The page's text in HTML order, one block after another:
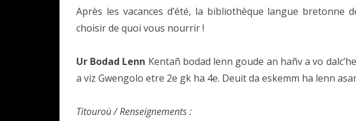
Après les vacances d’été, la bibliothèque langue bretonne
choisir de quoi vous nourrir !
Ur Bodad Lenn Kentañ bodad lenn goude an hañv a vo
a viz Gwengolo etre 2e gk ha 4e. Deuit da eskemm ha lenn
Titouroù / Renseignements :